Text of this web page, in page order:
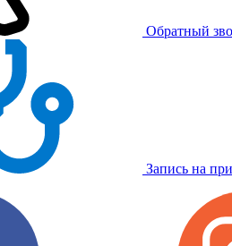
Обратный
Запись на